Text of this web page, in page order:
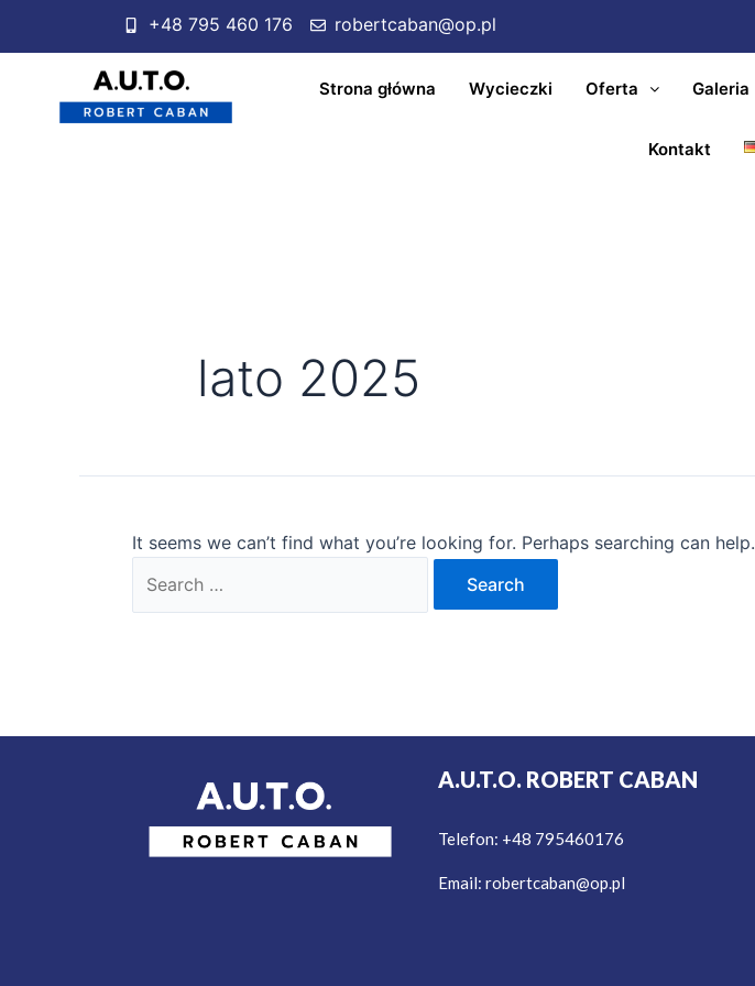
+48 795 460 176 robertcaban@op.pl
Strona główna Wycieczki Oferta Galeria
Kontakt
lato 2025
It seems we can’t find what you’re looking for. Perhaps searching can help.
A.U.T.O. ROBERT CABAN
Telefon: +48 795460176
Email: robertcaban@op.pl